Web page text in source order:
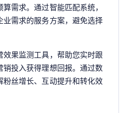
需求。通过智能匹配系统，
需求的服务方案，避免选择
果监测工具，帮助您实时跟
投入获得理想回报。通过数
丝增长、互动提升和转化效